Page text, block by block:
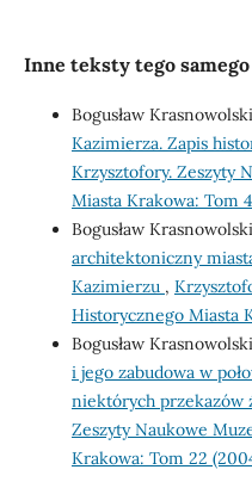
Inne teksty tego
Bogusław
Kazimierza. Zapis
Krzysztofory. Zeszyty
Miasta Krakowa: Tom
Bogusław
architektoniczny
Kazimierzu ,
Historycznego Miasta
Bogusław
i jego zabudowa w
niektórych przekazów
Zeszyty Naukowe
Krakowa: Tom 22